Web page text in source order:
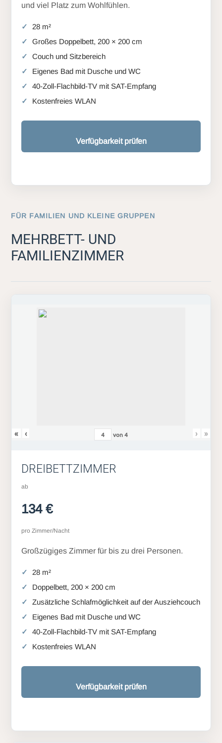
und viel Platz zum Wohlfühlen.
28 m²
Großes Doppelbett, 200 × 200 cm
Couch und Sitzbereich
Eigenes Bad mit Dusche und WC
40-Zoll-Flachbild-TV mit SAT-Empfang
Kostenfreies WLAN
Verfügbarkeit prüfen
FÜR FAMILIEN UND KLEINE GRUPPEN
MEHRBETT- UND
FAMILIENZIMMER
« ‹ von4 › »
DREIBETTZIMMER
ab
134 €
pro Zimmer/Nacht
Großzügiges Zimmer für bis zu drei Personen.
28 m²
Doppelbett, 200 × 200 cm
Zusätzliche Schlafmöglichkeit auf der Ausziehcouch
Eigenes Bad mit Dusche und WC
40-Zoll-Flachbild-TV mit SAT-Empfang
Kostenfreies WLAN
Verfügbarkeit prüfen